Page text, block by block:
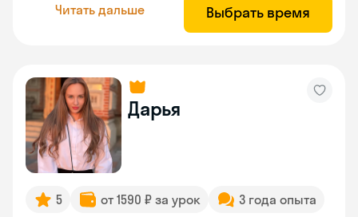
Читать дальше Выбрать время
Дарья
5 от 1590 ₽ за урок 3 года опыта